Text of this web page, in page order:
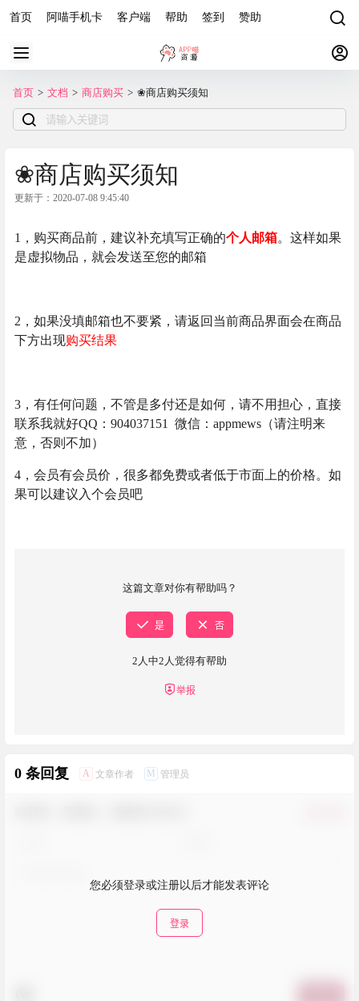
首页 阿喵手机卡 客户端 帮助 签到 赞助
首页 > 文档 > 商店购买 > ❀商店购买须知
❀商店购买须知
更新于：2020-07-08 9:45:40
1，购买商品前，建议补充填写正确的个人邮箱。这样如果
是虚拟物品，就会发送至您的邮箱
2，如果没填邮箱也不要紧，请返回当前商品界面会在商品
下方出现购买结果
3，有任何问题，不管是多付还是如何，请不用担心，直接
联系我就好QQ：904037151 微信：appmews（请注明来
意，否则不加）
4，会员有会员价，很多都免费或者低于市面上的价格。如
果可以建议入个会员吧
这篇文章对你有帮助吗？
是 否
2 人中2 人觉得有帮助
举报
0 条回复 A 文章作者 M 管理员
您必须登录或注册以后才能发表评论
登录